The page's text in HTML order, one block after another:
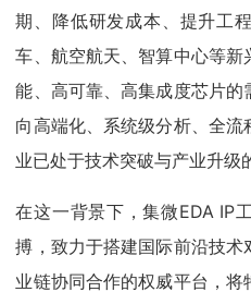
期、降低研发成本、提升工
车、航空航天、智算中心等
能、高可靠、高集成度芯片
向高端化、系统级分析、全
业已处于技术突破与产业升级
在这一背景下，集微EDA IP
搏，致力于搭建国际前沿技
业链协同合作的权威平台，